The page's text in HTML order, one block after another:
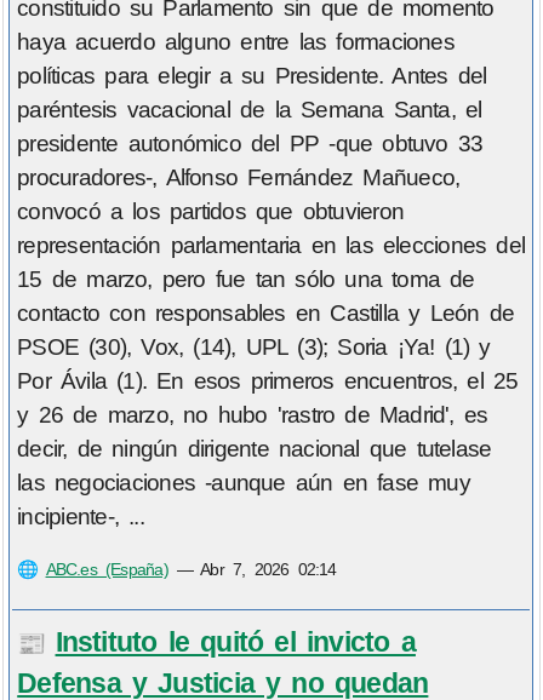
constituido su Parlamento sin que de momento
haya acuerdo alguno entre las formaciones
políticas para elegir a su Presidente. Antes del
paréntesis vacacional de la Semana Santa, el
presidente autonómico del PP -que obtuvo 33
procuradores-, Alfonso Fernández Mañueco,
convocó a los partidos que obtuvieron
representación parlamentaria en las elecciones del
15 de marzo, pero fue tan sólo una toma de
contacto con responsables en Castilla y León de
PSOE (30), Vox, (14), UPL (3); Soria ¡Ya! (1) y
Por Ávila (1). En esos primeros encuentros, el 25
y 26 de marzo, no hubo 'rastro de Madrid', es
decir, de ningún dirigente nacional que tutelase
las negociaciones -aunque aún en fase muy
incipiente-, ...
🌐 ABC.es (España)—Abr 7, 2026 02:14
📰 Instituto le quitó el invicto a
Defensa y Justicia y no quedan